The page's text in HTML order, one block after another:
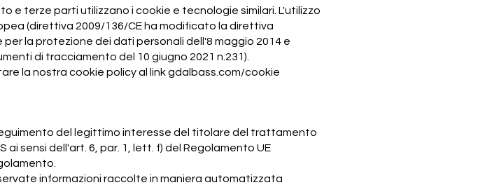
e terze parti utilizzano i cookie e tecnologie similari. L'utilizzo
(direttiva 2009/136/CE ha modificato la direttiva
la protezione dei dati personali dell'8 maggio 2014 e
di tracciamento del 10 giugno 2021 n.231).
la nostra cookie policy al link gdalbass.com/cookie
del legittimo interesse del titolare del trattamento
sensi dell'art. 6, par. 1, lett. f) del Regolamento UE
informazioni raccolte in maniera automatizzata